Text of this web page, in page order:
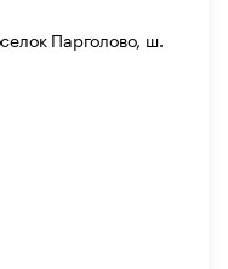
Парголово, ш.